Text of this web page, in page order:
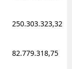
250.303.323,32
82.779.318,75